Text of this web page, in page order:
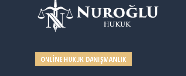
ONLINE HUKUK DANIŞMANLIK